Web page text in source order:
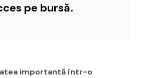
pe bursă.
importantă într-o